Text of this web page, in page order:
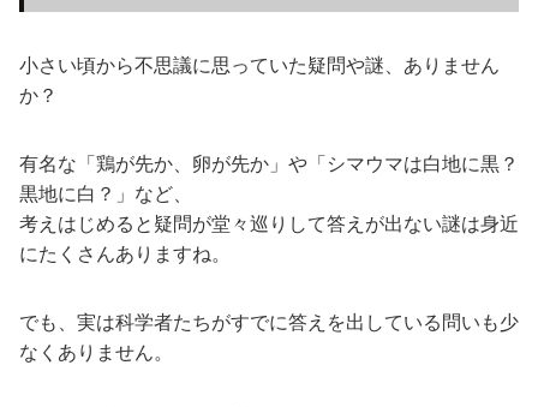
小さい頃から不思議に思っていた疑問や謎、ありません
か？
有名な「鶏が先か、卵が先か」や「シマウマは白地に黒？
黒地に白？」など、
考えはじめると疑問が堂々巡りして答えが出ない謎は身近
にたくさんありますね。
でも、実は科学者たちがすでに答えを出している問いも少
なくありません。